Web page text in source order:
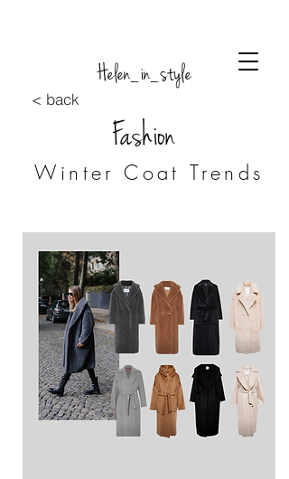
Helen_in_style
< back
Fashion
Winter Coat Trends